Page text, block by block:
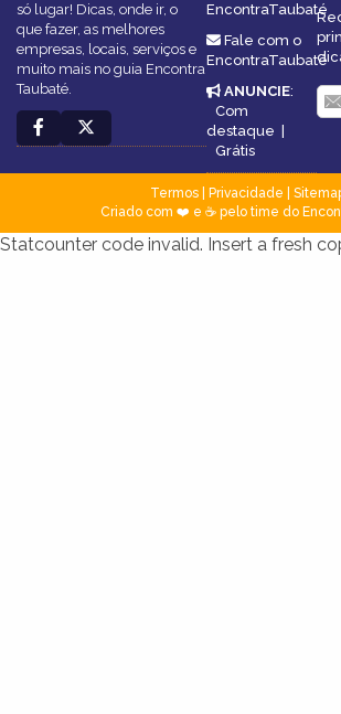
só lugar! Dicas, onde ir, o
que fazer, as melhores
empresas, locais, serviços e
muito mais no guia Encontra
Taubaté.
EncontraTaubaté
Fale com o
EncontraTaubaté
ANUNCIE:
Com
destaque
Grátis
Termos| Privacidade
Criado com ❤️ e ☕ pelo time do
Statcounter code invalid. Insert a fresh